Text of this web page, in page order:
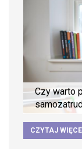
Czy warto
CZYTAJ